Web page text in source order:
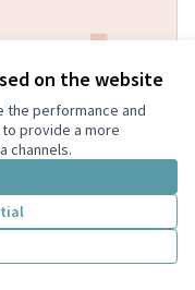
on the website
the performance and
provide a more
channels.
libri a
in vari
storico e